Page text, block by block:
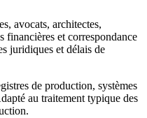
avocats, architectes,
financières et correspondance
juridiques et délais de
de production, systèmes
au traitement typique des